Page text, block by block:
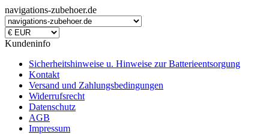
navigations-zubehoer.de
Kundeninfo
Sicherheitshinweise u. Hinweise zur Batterieentsorgung
Kontakt
Versand und Zahlungsbedingungen
Widerrufsrecht
Datenschutz
AGB
Impressum